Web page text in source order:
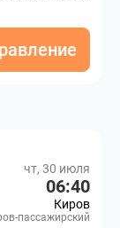
чт, 30 июля
06:40
Киров
пассажирский